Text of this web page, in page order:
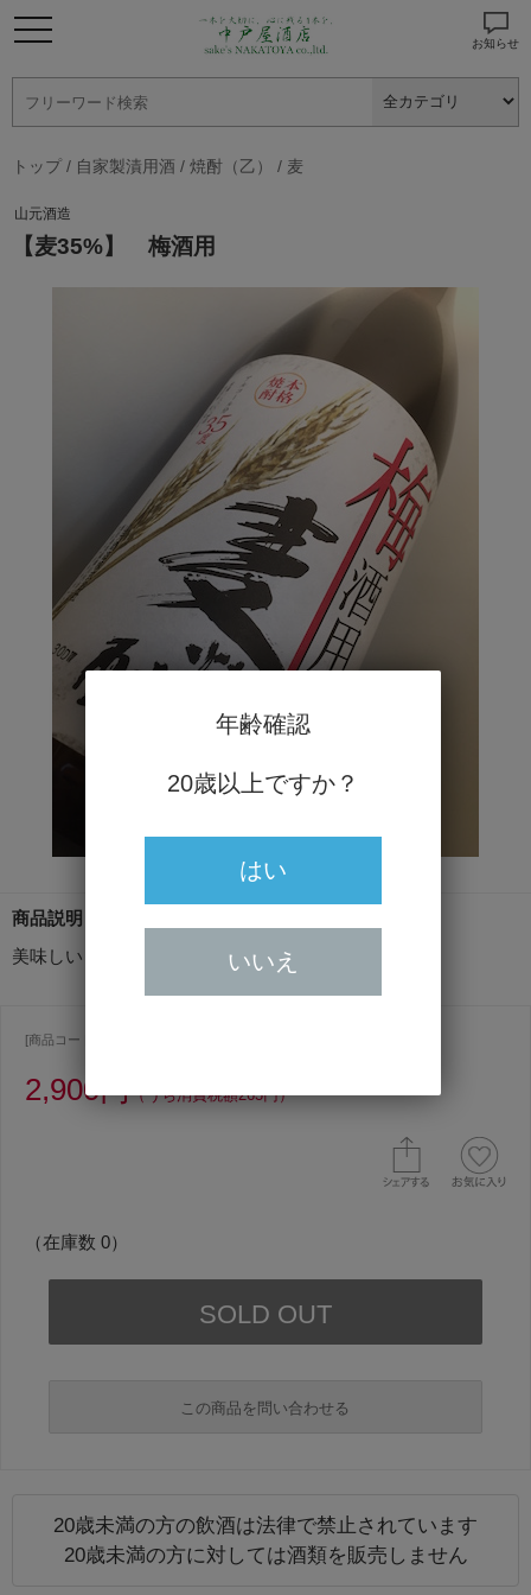
お知らせ
トップ/ 自家製漬用酒 / 焼酎（乙） / 麦
山元酒造
【麦35%】 梅酒用
商品説明
美味しい自家製酒を作ってください
[商品コード ] 2079
2,900円（うち消費税額263円）
（在庫数 0）
この商品を問い合わせる
必須
20歳未満の方の飲酒は法律で禁止されています
20歳未満の方に対しては酒類を販売しません
年齢確認
20歳以上ですか？
はい
いいえ